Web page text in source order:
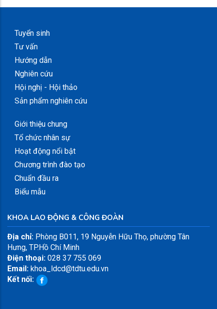
Tuyển sinh
Tư vấn
Hướng dẫn
Nghiên cứu
Hội nghị - Hội thảo
Sản phẩm nghiên cứu
Giới thiệu chung
Tổ chức nhân sự
Hoạt động nổi bật
Chương trình đào tạo
Chuẩn đầu ra
Biểu mẫu
KHOA LAO ĐỘNG & CÔNG ĐOÀN
Địa chỉ: Phòng B011, 19 Nguyễn Hữu Thọ, phường Tân
Hưng, TP.Hồ Chí Minh
Điện thoại: 028 37 755 069
Email: khoa_ldcd@tdtu.edu.vn
Kết nối: